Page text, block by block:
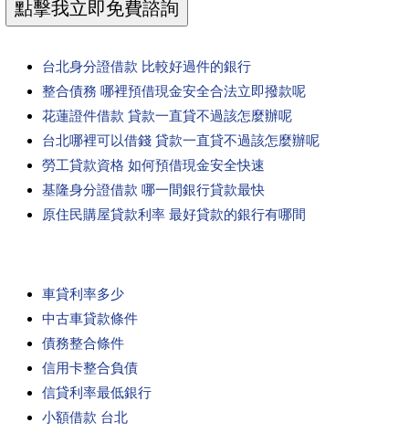
台北身分證借款 比較好過件的銀行
整合債務 哪裡預借現金安全合法立即撥款呢
花蓮證件借款 貸款一直貸不過該怎麼辦呢
台北哪裡可以借錢 貸款一直貸不過該怎麼辦呢
勞工貸款資格 如何預借現金安全快速
基隆身分證借款 哪一間銀行貸款最快
原住民購屋貸款利率 最好貸款的銀行有哪間
車貸利率多少
中古車貸款條件
債務整合條件
信用卡整合負債
信貸利率最低銀行
小額借款 台北